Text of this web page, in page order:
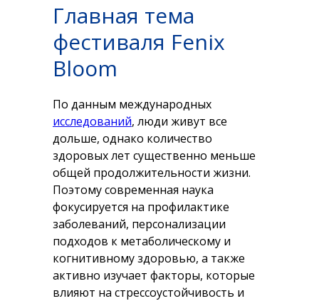
Главная тема
фестиваля Fenix
Bloom
По данным международных
исследований, люди живут все
дольше, однако количество
здоровых лет существенно меньше
общей продолжительности жизни.
Поэтому современная наука
фокусируется на профилактике
заболеваний, персонализации
подходов к метаболическому и
когнитивному здоровью, а также
активно изучает факторы, которые
влияют на стрессоустойчивость и